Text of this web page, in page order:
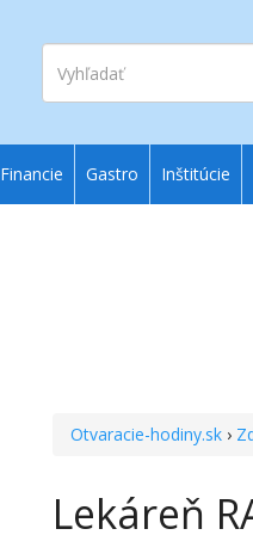
Vyhľadať
Otvaracie-hodiny.sk ›
Lekáreň
Financie Gastro Inštitúcie